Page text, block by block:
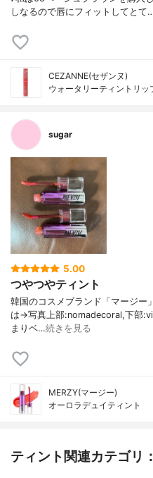
しなるので唇にフィットしてとて
CEZANNE(セザンヌ)
ウォータリーティントリッ
sugar
5.00
つやつやティント
韓国のコスメブランド「マージー
は→写真上部:nomadecoral,下部
まりベ…続きを見る
MERZY(マージー)
オーロラデュイティント
ティント関連カテゴリ